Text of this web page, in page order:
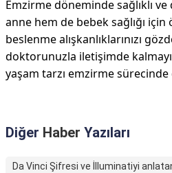
Emzirme döneminde sağlıklı
anne hem de bebek sağlığı
beslenme alışkanlıklarınızı
doktorunuzla iletişimde kalmayı
yaşam tarzı emzirme sürecinde
Diğer Haber Yazıları
Da Vinci Şifresi ve İlluminatiyi